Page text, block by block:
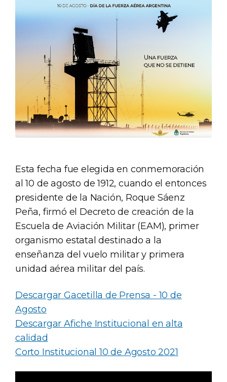
Esta fecha fue elegida en conmemoración
al 10 de agosto de 1912, cuando el entonces
presidente de la Nación, Roque Sáenz
Peña, firmó el Decreto de creación de la
Escuela de Aviación Militar (EAM), primer
organismo estatal destinado a la
enseñanza del vuelo militar y primera
unidad aérea militar del país.
Descargar Gacetilla de Prensa - 10 de
Agosto
Descargar Afiche Institucional en alta
calidad
Corto Institucional 10 de Agosto 2021